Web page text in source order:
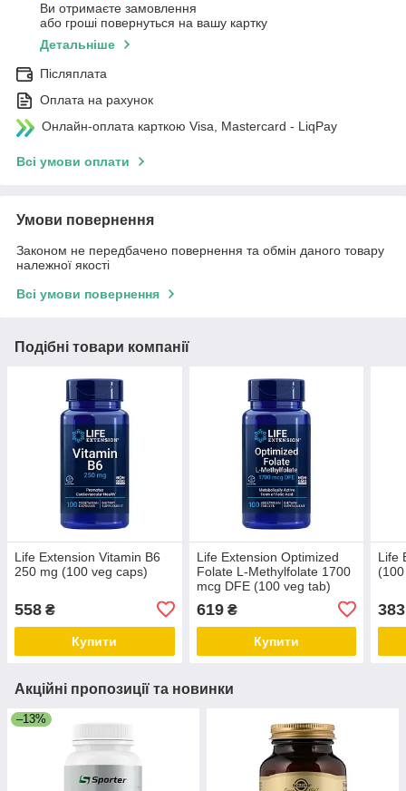
Ви отримаєте замовлення
або гроші повернуться на вашу картку
Детальніше
Післяплата
Оплата на рахунок
Онлайн-оплата карткою Visa, Mastercard - LiqPay
Всі умови оплати
Умови повернення
Законом не передбачено повернення та обмін даного товару
належної якості
Всі умови повернення
Подібні товари компанії
Life Extension Vitamin B6
250 mg (100 veg caps)
558 ₴
Купити
Life Extension Optimized
Folate L-Methylfolate 1700
mcg DFE (100 veg tab)
619₴
Купити
Life
383
Акційні пропозиції та новинки
–13%